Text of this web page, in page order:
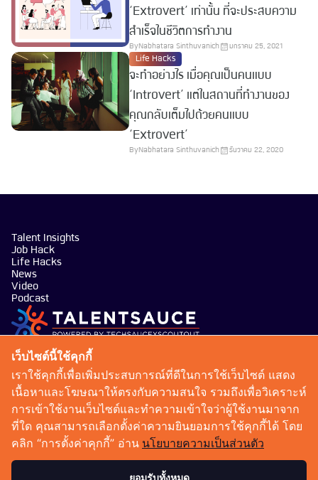
‘Extrovert’ เท่านั้น ที่จะประสบความ
สำเร็จในชีวิตการทำงาน
ByNabhatara Sinthuvanich มกราคม 25, 2021
Life Hacks
จะทำอย่างไร เมื่อคุณเป็นคนแบบ
‘Introvert’ แต่ในสถานที่ทำงานของ
คุณกลับเต็มไปด้วยคนแบบ
‘Extrovert’
ByNabhatara Sinthuvanich ธันวาคม 22, 2020
Talent Insights
Job Hack
Life Hacks
News
Video
Podcast
บริษัท เทคซอส มีเดีย จำกัด
101 ทรู ดิจิทัล พาร์ค อาคาร กริฟฟิน ชั้น 14 ห้อง 1401
ถนนสุขุมวิท แขวงบางจาก เขตพระโขนง กรุงเทพมหานคร
10260
talentsauce@techsauce.co
02-001-5375
เว็บไซต์นี้ใช้คุกกี้
เราใช้คุกกี้เพื่อเพิ่มประสบการณ์ที่ดีในการใช้เว็บไซต์ แสดง
เนื้อหาและโฆษณาให้ตรงกับความสนใจ รวมถึงเพื่อวิเคราะห์
การเข้าใช้งานเว็บไซต์และทำความเข้าใจว่าผู้ใช้งานมาจาก
ที่ใด คุณสามารถเลือกตั้งค่าความยินยอมการใช้คุกกี้ได้ โดย
คลิก “การตั้งค่าคุกกี้” อ่าน นโยบายความเป็นส่วนตัว
ยอมรับทั้งหมด